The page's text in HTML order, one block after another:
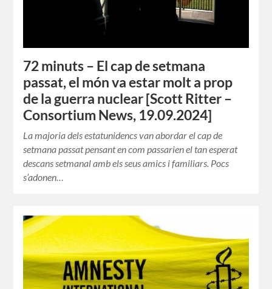
72 minuts – El cap de setmana
passat, el món va estar molt a prop
de la guerra nuclear [Scott Ritter –
Consortium News, 19.09.2024]
La majoria dels estatunidencs van abordar el cap de
setmana passat pensant en com passarien el tan esperat
descans setmanal amb els seus amics i familiars. Pocs
s’adonen…